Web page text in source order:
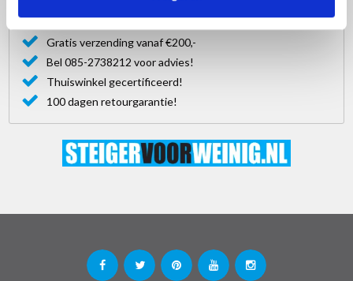
vergrendelposities te plaatsen. Wanneer u op een lage hoogte
gedeeltelijk in elkaar te schuiven. Als u hoger moet reiken, kunt u
de ladder volledig uitschuiven voor meer hoogtebereik.
Veilig gebruik van de tweedelige ladder
Belangrijk is dat de ladder altijd op een stabiele ondergrond moet
voldoende afstand tussen de ladder en het oppervlak waar u aan
verliezen. Een tweedelige ladder is een prachtig gereedschap
voor doe-het-zelvers en kan worden gebruikt bij schilderen,
Gratis verzending vanaf €200,-
Bel 085-2738212 voor advies!
Thuiswinkel gecertificeerd!
100 dagen retourgarantie!